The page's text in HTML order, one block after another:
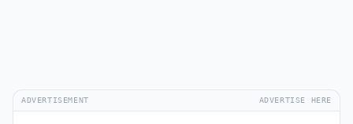
ADVERTISEMENT ADVERTISE HERE